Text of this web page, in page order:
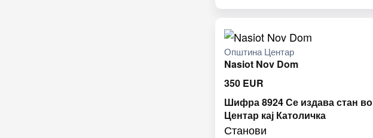
Општина Центар
Nasiot Nov Dom
350 EUR
Шифра 8924 Се издава стан во
Центар кај Католичка
Станови